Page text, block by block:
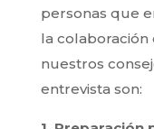
personas que
la colaboración
nuestros
entrevista son: